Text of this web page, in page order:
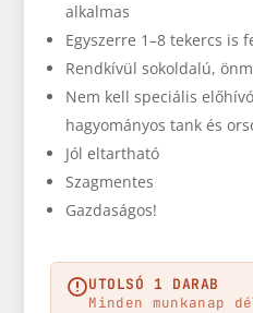
alkalmas
Egyszerre 1–8 tekercs is
Rendkívül sokoldalú,
Nem kell speciális
hagyományos tank és
Jól eltartható
Szagmentes
Gazdaságos!
UTOLSÓ 1 DARAB
Minden munkanap